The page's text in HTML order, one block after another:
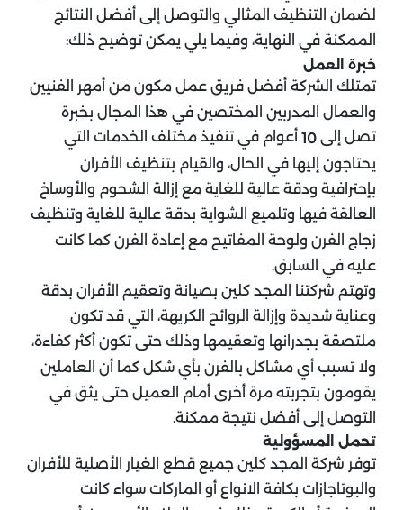
لضمان التنظيف المثالي والتوصل إلى أفضل النتائج
الممكنة في النهاية، وفيما يلي يمكن توضيح ذلك:
خبرة العمل
تمتلك الشركة أفضل فريق عمل مكون من أمهر الفنيين
والعمال المدربين المختصين في هذا المجال بخبرة
تصل إلى 10 أعوام في تنفيذ مختلف الخدمات التي
يحتاجون إليها في الحال، والقيام بتنظيف الأفران
بإحترافية ودقة عالية للغاية مع إزالة الشحوم والأوساخ
العالقة فيها وتلميع الشواية بدقة عالية للغاية وتنظيف
زجاج الفرن ولوحة المفاتيح مع إعادة الفرن كما كانت
عليه في السابق.
وتهتم شركتنا المجد كلين بصيانة وتعقيم الأفران بدقة
وعناية شديدة وإزالة الروائح الكريهة، التي قد تكون
ملتصقة بجدرانها وتعقيمها وذلك حتى تكون أكثر كفاءة،
ولا تسبب أي مشاكل بالفرن بأي شكل كما أن العاملين
يقومون بتجربته مرة أخرى أمام العميل حتى يثق في
التوصل إلى أفضل نتيجة ممكنة.
تحمل المسؤولية
توفر شركة المجد كلين جميع قطع الغيار الأصلية للأفران
والبوتاجازات بكافة الانواع أو الماركات سواء كانت